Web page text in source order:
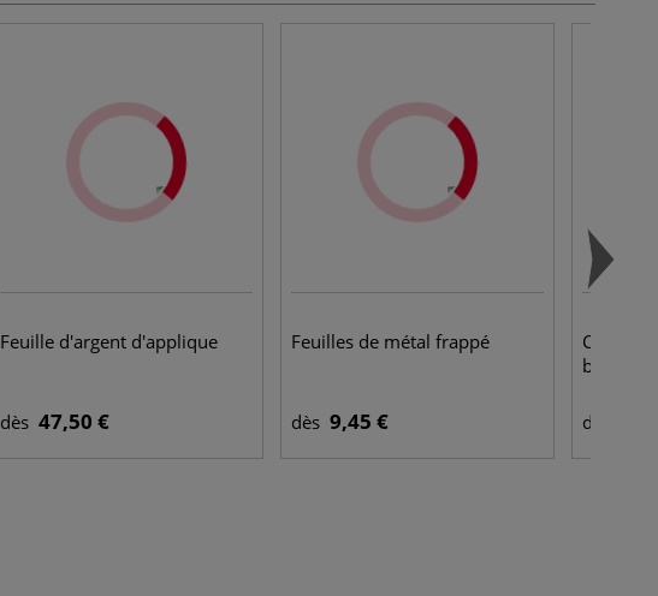
Feuille d'argent d'applique
dès 47,50 €
Feuilles de métal frappé
dès 9,45 €
Châssis
brute
dès